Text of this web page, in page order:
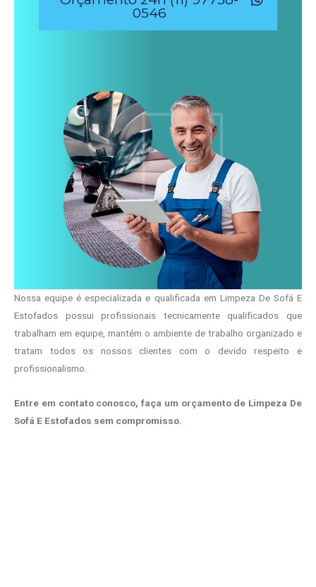
0546
Nossa equipe é especializada e qualificada em Limpeza De Sofá E
Estofados possui profissionais tecnicamente qualificados que
trabalham em equipe, mantém o ambiente de trabalho organizado e
tratam todos os nossos clientes com o devido respeito e
profissionalismo.
Entre em contato conosco, faça um orçamento de Limpeza De
Sofá E Estofados sem compromisso.